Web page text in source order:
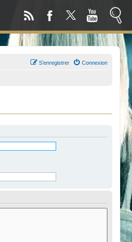
Connexion
S’enregistrer